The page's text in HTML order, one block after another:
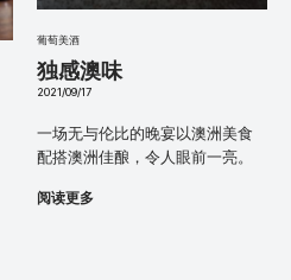
葡萄美酒
独感澳味
2021/09/17
一场无与伦比的晚宴以澳洲美食
配搭澳洲佳酿，令人眼前一亮。
阅读更多